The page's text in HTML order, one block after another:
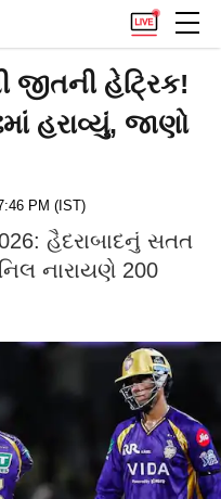
જીતની હેટ્રિક!
હરાવ્યું, જાણો
PM (IST)
હૈદરાબાદનું સતત
નારાયણે 200